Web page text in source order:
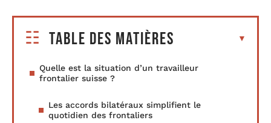
Table des matières
Quelle est la situation d’un travailleur
frontalier suisse ?
Les accords bilatéraux simplifient le
quotidien des frontaliers